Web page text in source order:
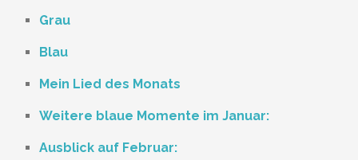
Grau
Blau
Mein Lied des Monats
Weitere blaue Momente im Januar:
Ausblick auf Februar: